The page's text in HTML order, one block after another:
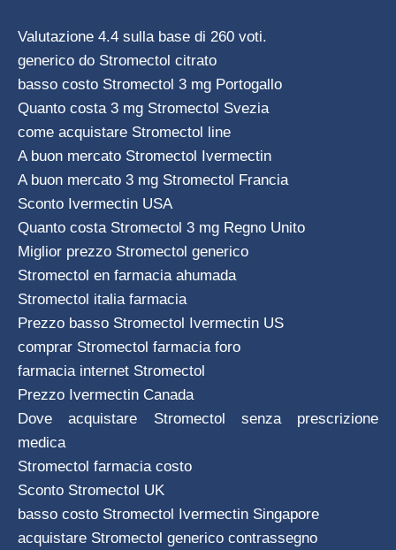
Valutazione 4.4 sulla base di 260 voti.
generico do Stromectol citrato
basso costo Stromectol 3 mg Portogallo
Quanto costa 3 mg Stromectol Svezia
come acquistare Stromectol line
A buon mercato Stromectol Ivermectin
A buon mercato 3 mg Stromectol Francia
Sconto Ivermectin USA
Quanto costa Stromectol 3 mg Regno Unito
Miglior prezzo Stromectol generico
Stromectol en farmacia ahumada
Stromectol italia farmacia
Prezzo basso Stromectol Ivermectin US
comprar Stromectol farmacia foro
farmacia internet Stromectol
Prezzo Ivermectin Canada
Dove acquistare Stromectol senza prescrizione
medica
Stromectol farmacia costo
Sconto Stromectol UK
basso costo Stromectol Ivermectin Singapore
acquistare Stromectol generico contrassegno